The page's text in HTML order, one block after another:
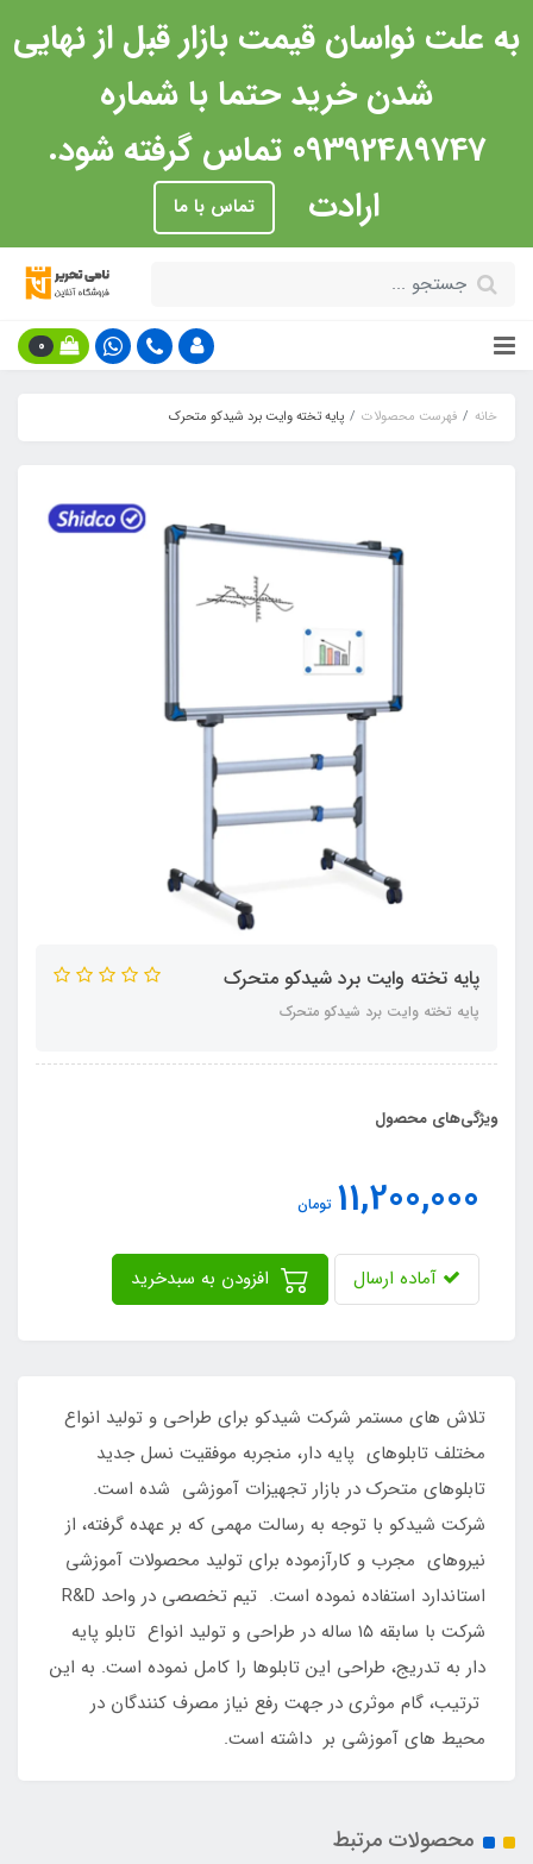
به علت نواسان قیمت بازار قبل از نهایی
شدن خرید حتما با شماره
09392489747 تماس گرفته شود.
ارادت
تماس با ما
0
خانه فهرست محصولات پایه تخته وایت برد شیدکو متحرک
پایه تخته وایت برد شیدکو متحرک
پایه تخته وایت برد شیدکو متحرک
ویژگی‌های محصول
11,200,000 تومان
آماده ارسال
تلاش های مستمر شرکت شیدکو برای طراحی و تولید انواع
مختلف تابلوهای پایه دار، منجربه موفقیت نسل جدید
تابلوهای متحرک در بازار تجهیزات آموزشی شده است.
شرکت شیدکو با توجه به رسالت مهمی که بر عهده گرفته، از
نیروهای مجرب و کارآزموده برای تولید محصولات آموزشی
استاندارد استفاده نموده است. تیم تخصصی در واحد R&D
شرکت با سابقه ۱۵ ساله در طراحی و تولید انواع تابلو پایه
دار به تدریج، طراحی این تابلوها را کامل نموده است. به این
ترتیب، گام موثری در جهت رفع نیاز مصرف‌ کنندگان در
محیط‌ های آموزشی بر داشته است.
محصولات مرتبط